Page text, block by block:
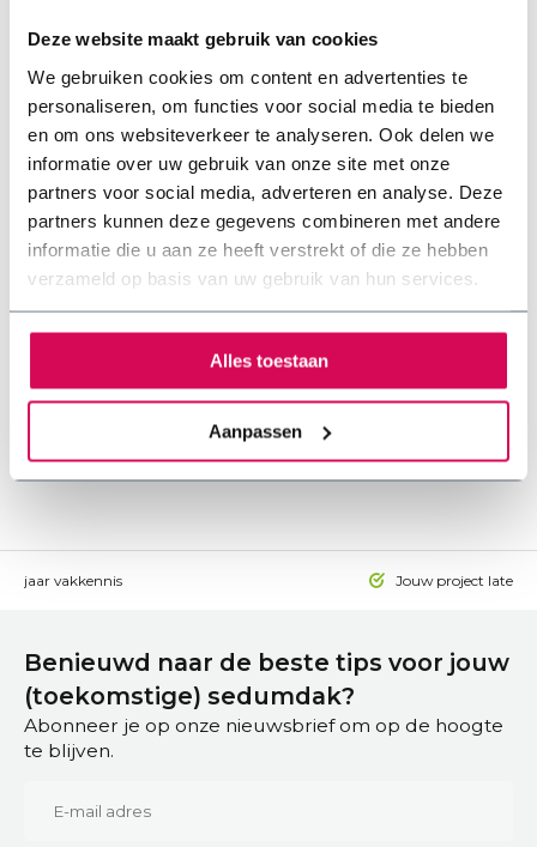
Deze website maakt gebruik van cookies
We gebruiken cookies om content en advertenties te
personaliseren, om functies voor social media te bieden
en om ons websiteverkeer te analyseren. Ook delen we
informatie over uw gebruik van onze site met onze
partners voor social media, adverteren en analyse. Deze
partners kunnen deze gegevens combineren met andere
informatie die u aan ze heeft verstrekt of die ze hebben
verzameld op basis van uw gebruik van hun services.
Alles toestaan
Aanpassen
Hellend dak
Plat dak
Sedum op een rond dak
Sedummatten samenstellen
15 jaar vakkennis Jouw project laten
Benieuwd naar de beste tips voor jouw
(toekomstige) sedumdak?
Abonneer je op onze nieuwsbrief om op de hoogte
te blijven.